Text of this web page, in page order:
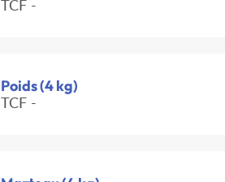
TCF -
Poids (4 kg)
TCF -